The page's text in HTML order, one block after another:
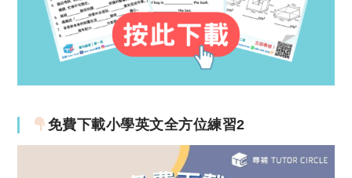
免費下載小學英文全方位練習2